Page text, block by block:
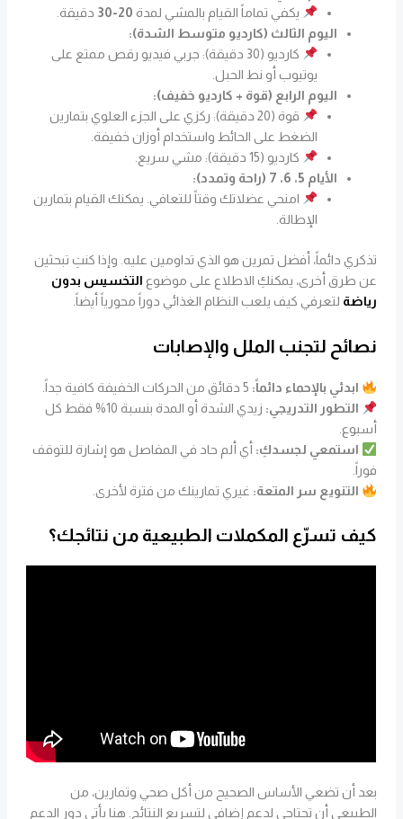
يكفي تماماً القيام بالمشي لمدة 20-30
دقيقة.
اليوم الثالث (كارديو متوسط الشدة):
كارديو (30 دقيقة): جربي فيديو رقص ممتع على
يوتيوب أو نط الحبل.
اليوم الرابع (قوة + كارديو خفيف):
قوة (20 دقيقة): ركزي على الجزء العلوي بتمارين
الضغط على الحائط واستخدام أوزان خفيفة.
كارديو (15 دقيقة): مشي سريع.
الأيام 5، 6، 7 (راحة وتمدد):
امنحي عضلاتك وقتاً للتعافي. يمكنك القيام بتمارين
الإطالة.
تذكري دائماً، أفضل تمرين هو الذي تداومين عليه. وإذا كنتِ تبحثين
عن طرق أخرى، يمكنكِ الاطلاع على موضوع التخسيس بدون
رياضة لتعرفي كيف يلعب النظام الغذائي دوراً محورياً أيضاً.
نصائح لتجنب الملل والإصابات
ابدئي بالإحماء دائماً:
التطور التدريجي:
زيدي الشدة أو المدة بنسبة 10% فقط كل
أسبوع.
استمعي لجسدكِ: أي ألم حاد في المفاصل هو إشارة للتوقف
فوراً.
التنويع سر المتعة: غيري تمارينك من فترة لأخرى.
كيف تسرّع المكملات الطبيعية من نتائجك؟
بعد أن تضعي الأساس الصحيح من أكل صحي وتمارين، من
الطبيعي أن تحتاجي لدعم إضافي لتسريع النتائج. هنا يأتي دور الدعم